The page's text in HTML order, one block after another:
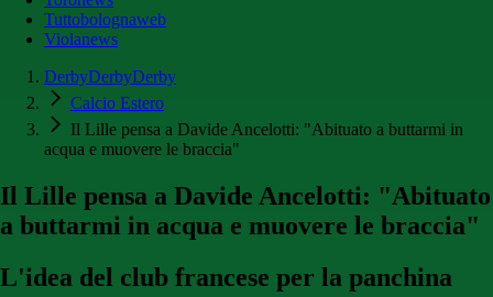
Tuttobolognaweb
Violanews
DerbyDerbyDerby
Calcio Estero
Il Lille pensa a Davide Ancelotti: "Abituato a buttarmi in
acqua e muovere le braccia"
Il Lille pensa a Davide Ancelotti: "Abituato
a buttarmi in acqua e muovere le braccia"
L'idea del club francese per la panchina